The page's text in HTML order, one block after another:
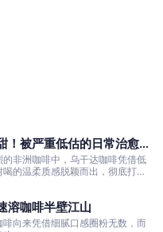
！被严重低估的日常治愈口
非洲咖啡中，乌干达咖啡凭借低
的温柔质感脱颖而出，彻底打破
溶咖啡半壁江山
向来凭借细腻口感圈粉无数，而